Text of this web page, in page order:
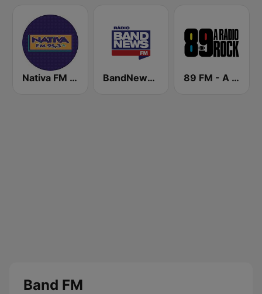
Nativa FM - São Paulo BandNews FM - 96.9 SP 89 FM - A Rádio Rock
Band FM